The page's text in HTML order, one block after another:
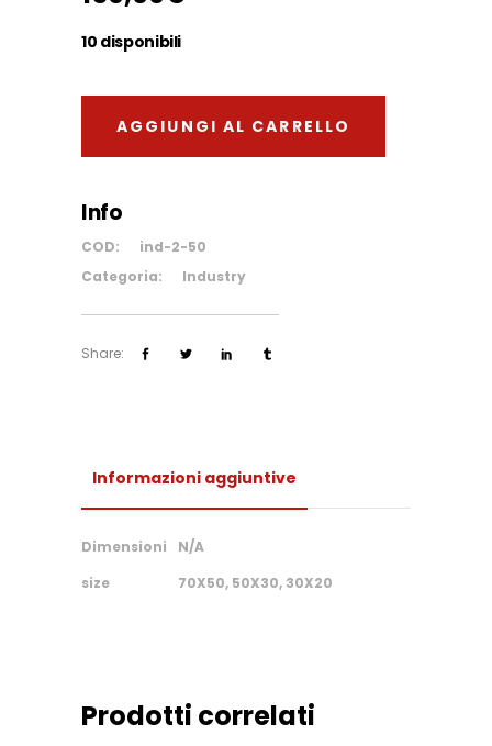
10 disponibili
AGGIUNGI AL CARRELLO
Info
COD:
ind-2-50
Categoria:
Industry
Share:
Informazioni aggiuntive
Dimensioni
N/A
size
70X50, 50X30, 30X20
Prodotti correlati